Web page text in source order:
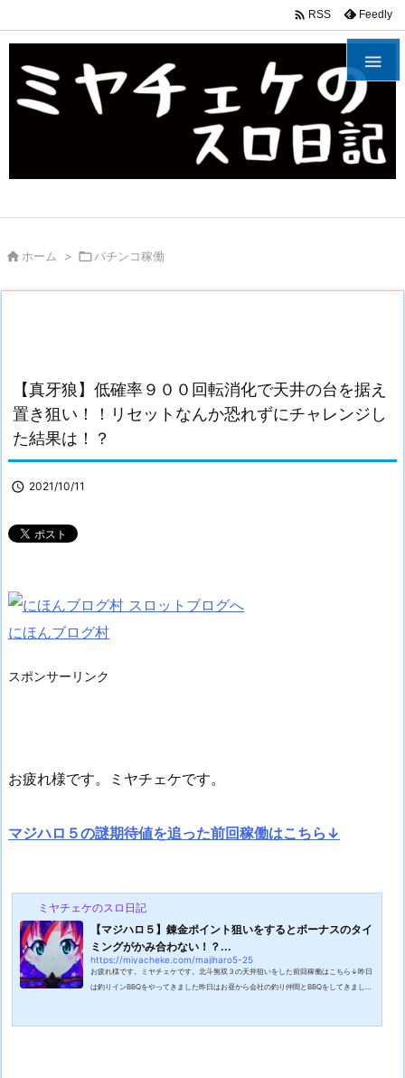

 RSS Feedly
 ホーム > パチンコ稼働
【真牙狼】低確率９００回転消化で天井の台を据え
置き狙い！！リセットなんか恐れずにチャレンジし
た結果は！？
 2021/10/11
にほんブログ村
スポンサーリンク
お疲れ様です。ミヤチェケです。
マジハロ５の謎期待値を追った前回稼働はこちら↓
ミヤチェケのスロ日記
【マジハロ５】錬金ポイント狙いをするとボーナスのタイ
ミングがかみ合わない！？...
https://miyacheke.com/majiharo5-25
お疲れ様です。ミヤチェケです。北斗無双３の天井狙いをした前回稼働はこちら↓昨日
は釣りインBBQをやってきました昨日はお昼から会社の釣り仲間とBBQをしてきまし